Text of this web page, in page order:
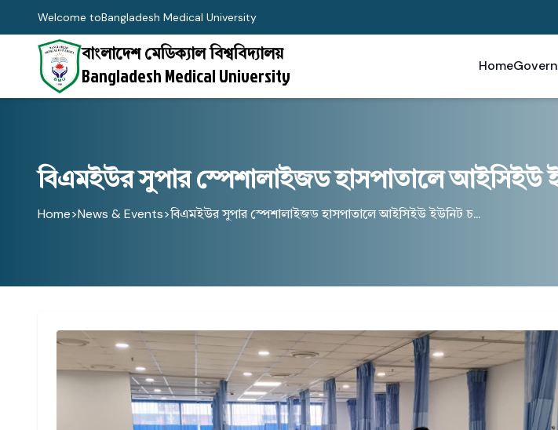
Welcome toBangladesh Medical University
বাংলাদেশ মেডিক্যাল বিশ্ববিদ্যালয়
Bangladesh Medical University Home
বিএমইউর সুপার স্পেশালাইজড হাসপাতালে আইসিইউ
Home>News & Events>বিএমইউর সুপার স্পেশালাইজড হাসপাতালে আইসিইউ ইউনিট চ...